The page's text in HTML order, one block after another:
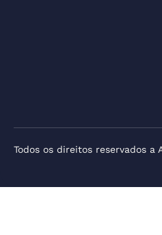
Todos os direitos reservados a